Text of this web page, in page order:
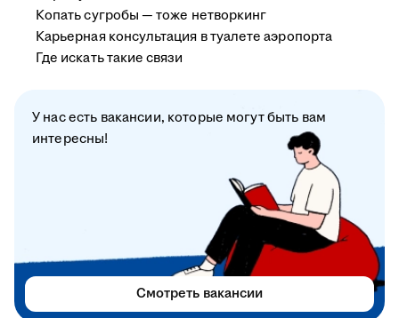
Копать сугробы — тоже нетворкинг
Карьерная консультация в туалете аэропорта
Где искать такие связи
У нас есть вакансии, которые могут быть вам
интересны!
Смотреть вакансии